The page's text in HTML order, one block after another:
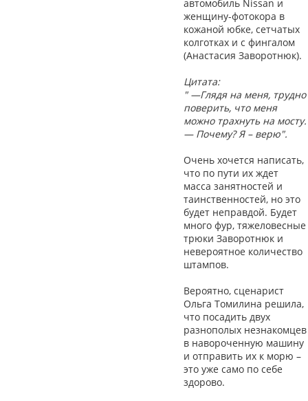
автомобиль Nissan и
женщину-фотокора в
кожаной юбке, сетчатых
колготках и с фингалом
(Анастасия Заворотнюк).
Цитата:
" —Глядя на меня, трудно
поверить, что меня
можно трахнуть на мосту.
— Почему? Я – верю".
Очень хочется написать,
что по пути их ждет
масса занятностей и
таинственностей, но это
будет неправдой. Будет
много фур, тяжеловесные
трюки Заворотнюк и
невероятное количество
штампов.
Вероятно, сценарист
Ольга Томилина решила,
что посадить двух
разнополых незнакомцев
в навороченную машину
и отправить их к морю –
это уже само по себе
здорово.